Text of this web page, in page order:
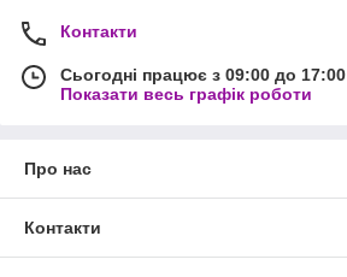
Контакти
Сьогодні працює з 09:00 до 17:00
Показати весь графік роботи
Про нас
Контакти